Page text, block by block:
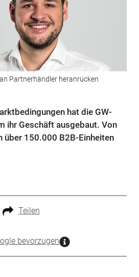
Partnerhändler heranrücken
hat die GW-
ihr Geschäft ausgebaut. Von
über 150.000 B2B-Einheiten
Teilen
bevorzugen